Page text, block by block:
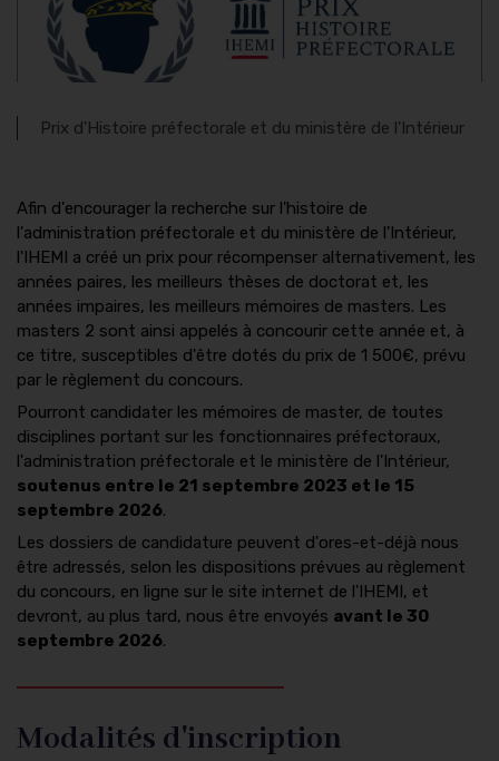
Prix d'Histoire préfectorale et du ministère de l'Intérieur
Afin d'encourager la recherche sur l'histoire de
l'administration préfectorale et du ministère de l'Intérieur,
l'IHEMI a créé un prix pour récompenser alternativement, les
années paires, les meilleurs thèses de doctorat et, les
années impaires, les meilleurs mémoires de masters. Les
masters 2 sont ainsi appelés à concourir cette année et, à
ce titre, susceptibles d'être dotés du prix de 1 500€, prévu
par le règlement du concours.
Pourront candidater les mémoires de master, de toutes
disciplines portant sur les fonctionnaires préfectoraux,
l'administration préfectorale et le ministère de l'Intérieur,
soutenus entre le 21 septembre 2023 et le 15
septembre 2026.
Les dossiers de candidature peuvent d'ores-et-déjà nous
être adressés, selon les dispositions prévues au règlement
du concours, en ligne sur le site internet de l'IHEMI, et
devront, au plus tard, nous être envoyés avant le 30
septembre 2026.
Modalités d'inscription